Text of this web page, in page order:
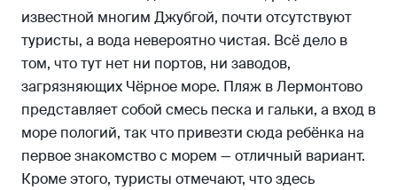
известной многим Джубгой, почти отсутствуют
туристы, а вода невероятно чистая. Всё дело в
том, что тут нет ни портов, ни заводов,
загрязняющих Чёрное море. Пляж в Лермонтово
представляет собой смесь песка и гальки, а вход в
море пологий, так что привезти сюда ребёнка на
первое знакомство с морем — отличный вариант.
Кроме этого, туристы отмечают, что здесь